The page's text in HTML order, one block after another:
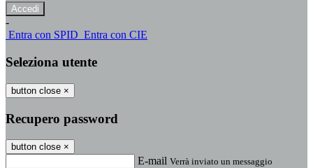
-
Entra con SPID Entra con CIE
Seleziona utente
button close ×
Recupero password
button close ×
E-mail Verrà inviato un messaggio